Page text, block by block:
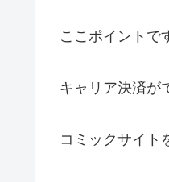
ここポイントで
キャリア決済が
コミックサイト